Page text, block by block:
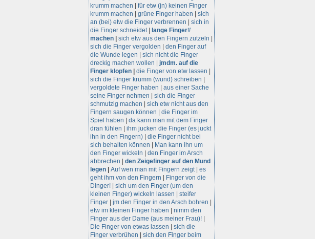
krumm machen
für etw (jn) keinen Finger
krumm machen
grüne Finger haben
sich
an (bei) etw die Finger verbrennen
sich in
die Finger schneidet|
lange Finger#
machen
sich etw aus den Fingern zutzeln
sich die Finger vergolden
den Finger auf
die Wunde legen
sich nicht die Finger
dreckig machen wollen
jmdm. auf die
Finger klopfen
die Finger von etw lassen
sich die Finger krumm (wund) schreiben
vergoldete Finger haben
aus einer Sache
seine Finger nehmen
sich die Finger
schmutzig machen
sich etw nicht aus den
Fingern saugen können
die Finger im
Spiel haben
da kann man mit dem Finger
dran fühlen
ihm jucken die Finger (es juckt
ihn in den Fingern)
die Finger nicht bei
sich behalten können
Man kann ihn um
den Finger wickeln
den Finger im Arsch
abbrechen
den Zeigefinger auf den Mund
legen
Auf wen man mit Fingern zeigt| es
geht ihm von den Fingern
Finger von die
Dinger!
sich um den Finger (um den
kleinen Finger) wickeln lassen
steifer
Finger
jm den Finger in den Arsch bohren
etw im kleinen Finger haben
nimm den
Finger aus der Dame (aus meiner Frau)!
Die Finger von etwas lassen
sich die
Finger verbrühen
sich den Finger beim